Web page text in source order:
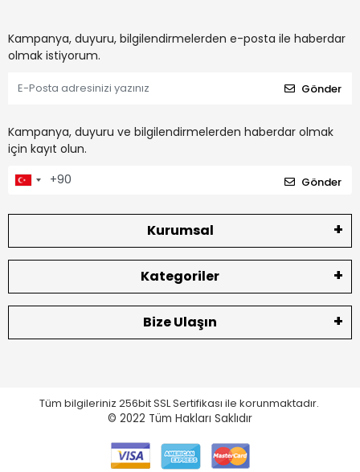
Kampanya, duyuru, bilgilendirmelerden e-posta ile haberdar
olmak istiyorum.
Gönder
Kampanya, duyuru ve bilgilendirmelerden haberdar olmak
için kayıt olun.
Gönder
Kurumsal
Kategoriler
Bize Ulaşın
Tüm bilgileriniz 256bit SSL Sertifikası ile korunmaktadır.
© 2022 Tüm Hakları Saklıdır